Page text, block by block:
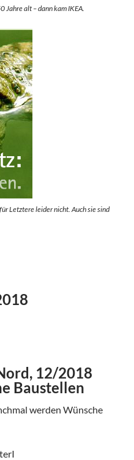
Jahre alt – dann kam IKEA.
Letztere leider nicht. Auch sie sind
12/2018
Baustellen
werden Wünsche